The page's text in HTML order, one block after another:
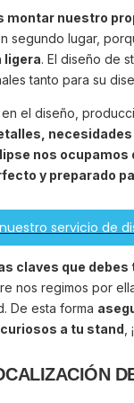
montar nuestro
segundo lugar,
ligera. El diseño de
tanto para su
el diseño,
nos ocupamos
y preparado
servicio de
claves que
nos regimos por
De esta forma
a tu stand